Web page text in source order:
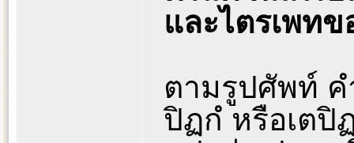
และไตรเพท
ตามรูปศัพท์
ปิฏกํ หรือเตปิ